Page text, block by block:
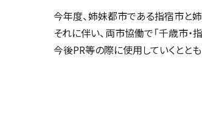
今年度、姉妹都市である指宿市と
それに伴い、両市協働で「千歳市
今後PR等の際に使用していくとと